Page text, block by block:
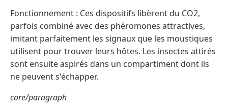
Fonctionnement : Ces dispositifs libèrent du CO2,
parfois combiné avec des phéromones attractives,
imitant parfaitement les signaux que les moustiques
utilisent pour trouver leurs hôtes. Les insectes attirés
sont ensuite aspirés dans un compartiment dont ils
ne peuvent s'échapper.
core/paragraph